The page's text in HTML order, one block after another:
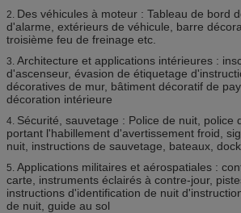
2. Des véhicules à moteur : Tableau de bord
d'alarme, extérieurs de véhicule, barre
troisième feu de freinage etc.
3. Architecture et applications intérieures :
d'ascenseur, évasion de étiquetage
décoratives de mur, bâtiment décoratif de
décoration intérieure
4. Sécurité, sauvetage : Police de nuit, police
portant l'habillement d'avertissement froid,
nuit, instructions de sauvetage, bateaux,
5. Applications militaires et aérospatiales :
carte, instruments éclairés à contre-jour,
instructions d'identification de nuit
de nuit, guide au sol